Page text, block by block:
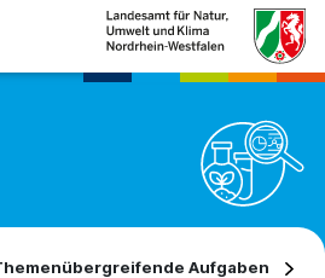
Aufgaben